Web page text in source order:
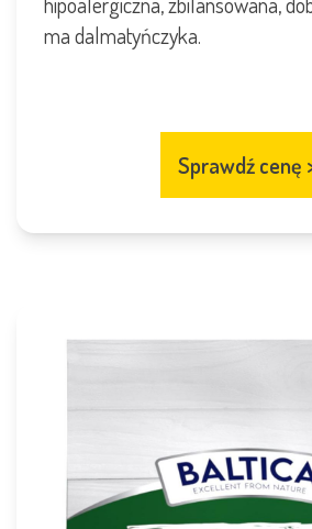
ma dalmatyńczyka.
Sprawdź cenę